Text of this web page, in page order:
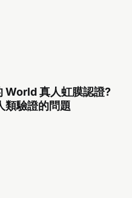
World 真人虹膜認證?
類驗證的問題